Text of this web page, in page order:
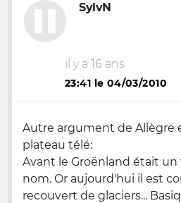
SylvN
il y a 16 ans
23:41 le 04/03/2010
Autre argument de Allègre
plateau télé:
Avant le Groënland était un
nom. Or aujourd'hui il est
recouvert de glaciers...